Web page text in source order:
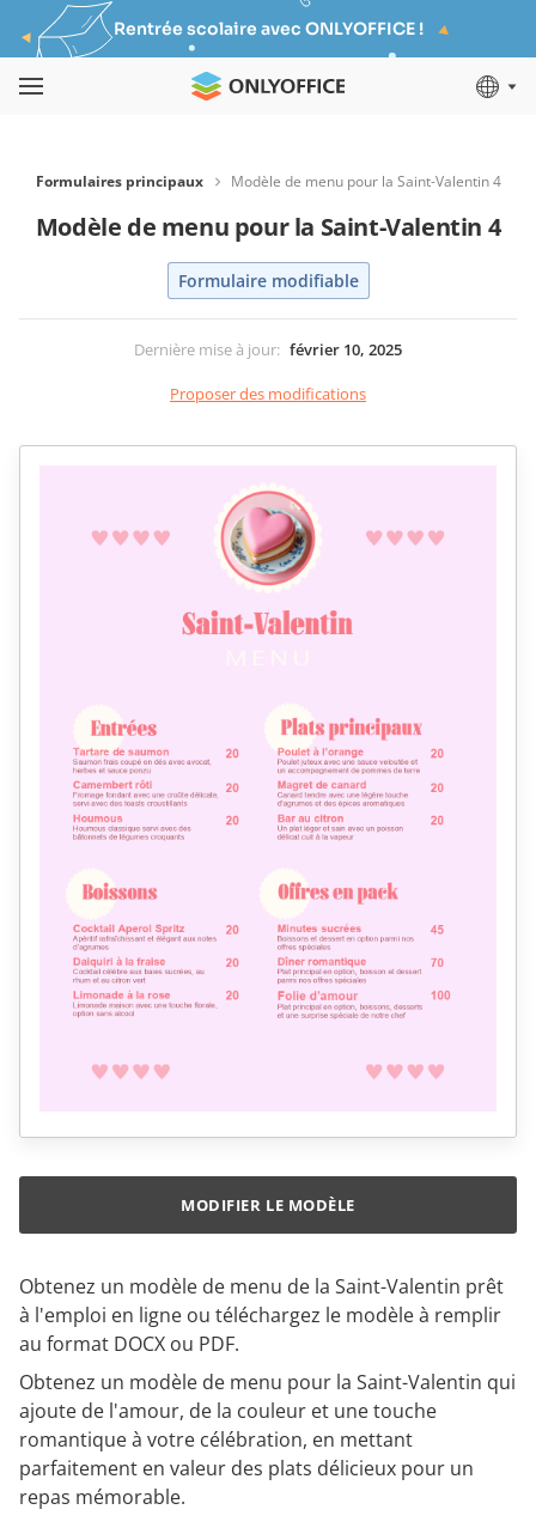
Rentrée scolaire avec ONLYOFFICE !
Formulaires principaux Modèle de menu pour la Saint-Valentin 4
Modèle de menu pour la Saint-Valentin 4
Formulaire modifiable
Dernière mise à jour: février 10, 2025
Proposer des modifications
Obtenez un modèle de menu de la Saint-Valentin prêt
à l'emploi en ligne ou téléchargez le modèle à remplir
au format DOCX ou PDF.
Obtenez un modèle de menu pour la Saint-Valentin qui
ajoute de l'amour, de la couleur et une touche
romantique à votre célébration, en mettant
parfaitement en valeur des plats délicieux pour un
repas mémorable.
MODIFIER LE MODÈLE